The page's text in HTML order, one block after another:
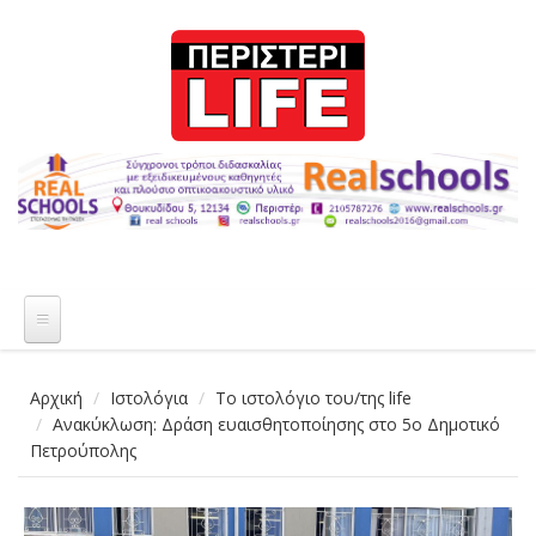
Αρχική Ιστολόγια
Το ιστολόγιο του/της life
Ανακύκλωση: Δράση ευαισθητοποίησης στο 5ο Δημοτικό
Πετρούπολης